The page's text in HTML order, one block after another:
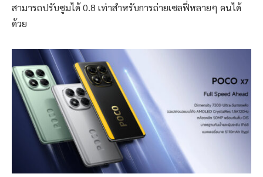
สามารถปรับซูมได้ 0.8 เท่าสำหรับการถ่ายเซลฟี่หลายๆ คนได้
ด้วย